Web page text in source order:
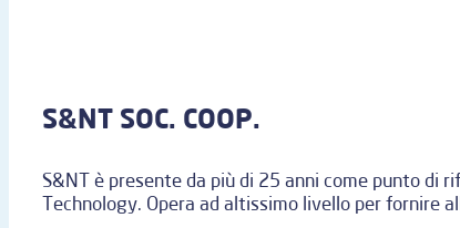
S&NT SOC. COOP.
S&NT è presente da più di 25 anni come punto di
Technology. Opera ad altissimo livello per fornire